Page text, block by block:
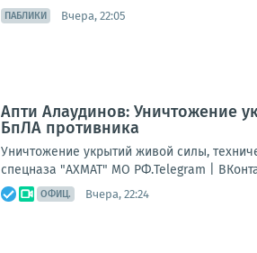
ПАБЛИКИ Вчера, 22:05
Апти Алаудинов: Уничтожение
БпЛА противника
Уничтожение укрытий живой силы,
спецназа "АХМАТ" МО РФ.Telegram |
ОФИЦ. Вчера, 22:24